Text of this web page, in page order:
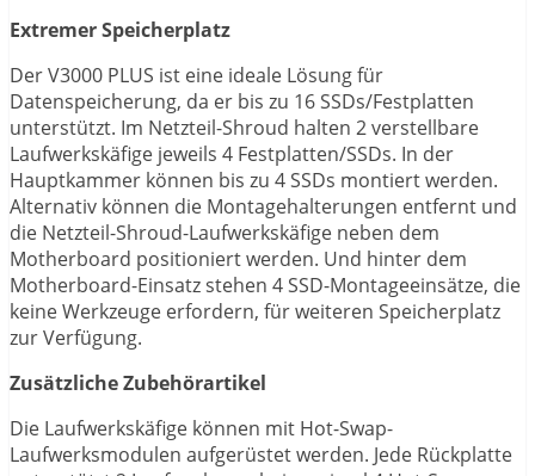
Extremer Speicherplatz
Der V3000 PLUS ist eine ideale Lösung für
Datenspeicherung, da er bis zu 16 SSDs/Festplatten
unterstützt. Im Netzteil-Shroud halten 2 verstellbare
Laufwerkskäfige jeweils 4 Festplatten/SSDs. In der
Hauptkammer können bis zu 4 SSDs montiert werden.
Alternativ können die Montagehalterungen entfernt und
die Netzteil-Shroud-Laufwerkskäfige neben dem
Motherboard positioniert werden. Und hinter dem
Motherboard-Einsatz stehen 4 SSD-Montageeinsätze, die
keine Werkzeuge erfordern, für weiteren Speicherplatz
zur Verfügung.
Zusätzliche Zubehörartikel
Die Laufwerkskäfige können mit Hot-Swap-
Laufwerksmodulen aufgerüstet werden. Jede Rückplatte